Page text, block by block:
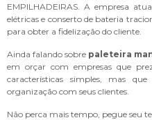
EMPILHADEIRAS. A empresa
elétricas e conserto de bateria
para obter a fidelização do cliente.
Ainda falando sobre paleteira
em orçar com empresas que
características simples, mas
organização com seus clientes.
Não perca mais tempo, pegue seu